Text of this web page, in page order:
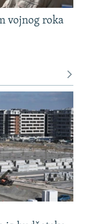
vojnog roka